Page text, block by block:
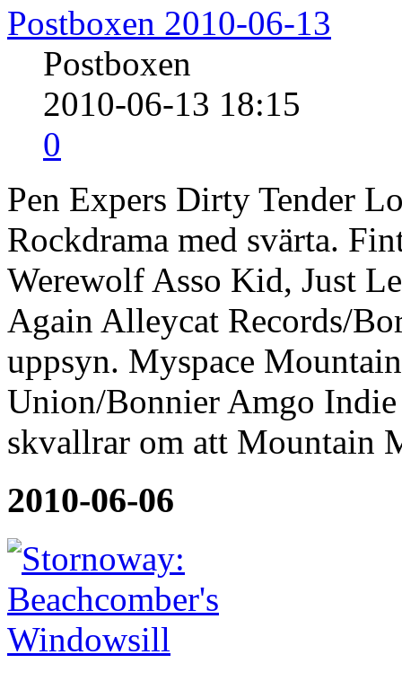
Postboxen 2010-06-13
Postboxen
2010-06-13 18:15
0
Pen Expers Dirty Tender
Rockdrama med svärta.
Werewolf Asso Kid, Just
Again Alleycat Records/
uppsyn. Myspace
Union/Bonnier Amgo Indie
skvallrar om att Mountain
2010-06-06